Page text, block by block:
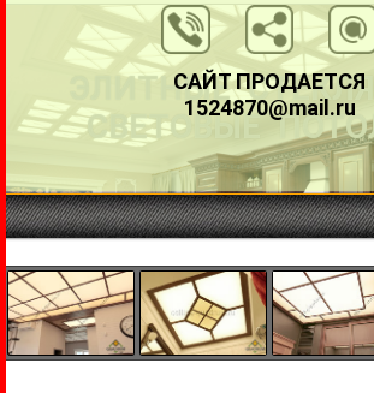
ЭЛИТНЫЕ
СВЕТОВЫЕ
САЙТ ПРОДАЕТСЯ
1524870@mail.ru